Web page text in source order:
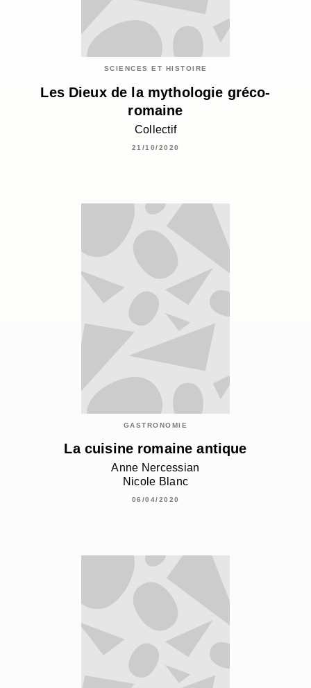
SCIENCES ET HISTOIRE
Les Dieux de la mythologie gréco-
romaine
Collectif
21/10/2020
GASTRONOMIE
La cuisine romaine antique
Anne Nercessian
Nicole Blanc
06/04/2020